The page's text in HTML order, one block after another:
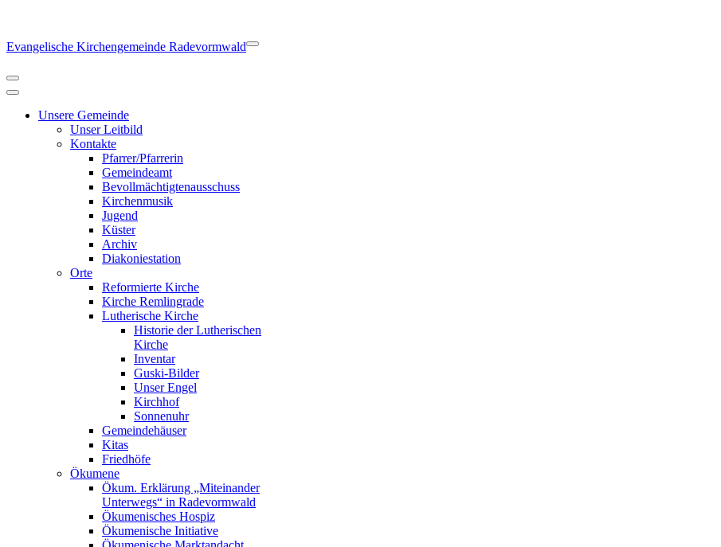
Evangelische Kirchengemeinde Radevormwald Navigationsmenü
Navigationsmenü
Unsere Gemeinde
Unser Leitbild
Kontakte
Pfarrer/Pfarrerin
Gemeindeamt
Bevollmächtigtenausschuss
Kirchenmusik
Jugend
Küster
Archiv
Diakoniestation
Orte
Reformierte Kirche
Kirche Remlingrade
Lutherische Kirche
Historie der Lutherischen
Kirche
Inventar
Guski-Bilder
Unser Engel
Kirchhof
Sonnenuhr
Gemeindehäuser
Kitas
Friedhöfe
Ökumene
Ökum. Erklärung „Miteinander
Unterwegs“ in Radevormwald
Ökumenisches Hospiz
Ökumenische Initiative